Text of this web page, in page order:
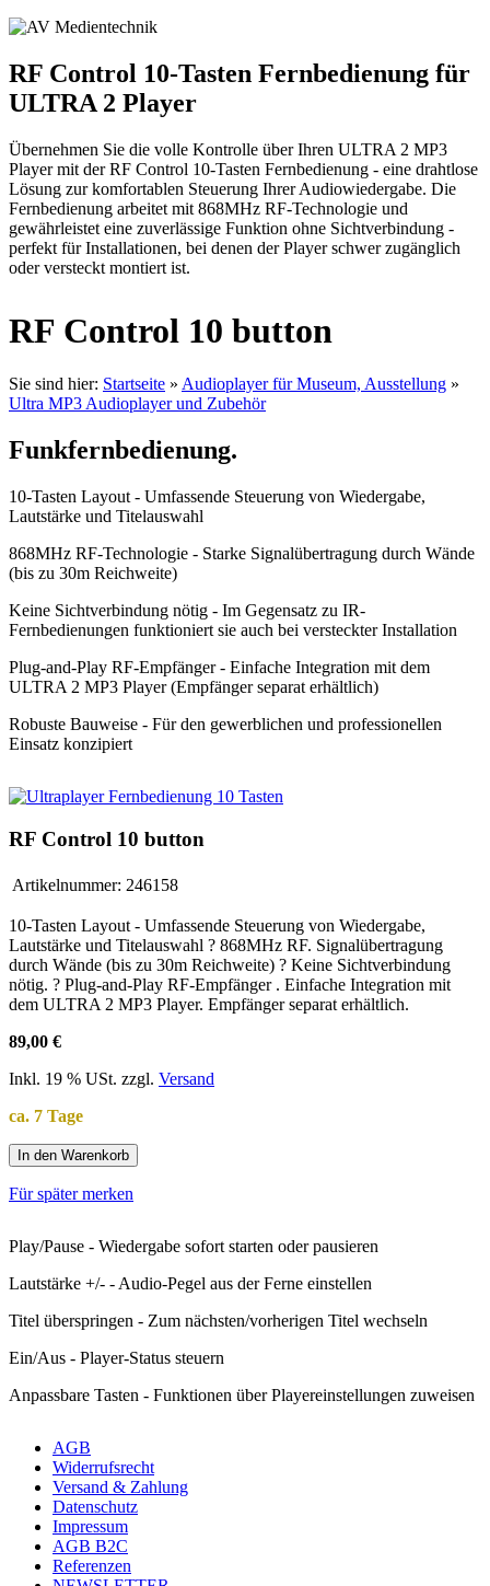
RF Control 10-Tasten Fernbedienung für
ULTRA 2 Player
Übernehmen Sie die volle Kontrolle über Ihren ULTRA 2 MP3
Player mit der RF Control 10-Tasten Fernbedienung - eine drahtlose
Lösung zur komfortablen Steuerung Ihrer Audiowiedergabe. Die
Fernbedienung arbeitet mit 868MHz RF-Technologie und
gewährleistet eine zuverlässige Funktion ohne Sichtverbindung -
perfekt für Installationen, bei denen der Player schwer zugänglich
oder versteckt montiert ist.
RF Control 10 button
Sie sind hier: Startseite » Audioplayer für Museum, Ausstellung »
Ultra MP3 Audioplayer und Zubehör
Funkfernbedienung.
10-Tasten Layout - Umfassende Steuerung von Wiedergabe,
Lautstärke und Titelauswahl
868MHz RF-Technologie - Starke Signalübertragung durch Wände
(bis zu 30m Reichweite)
Keine Sichtverbindung nötig - Im Gegensatz zu IR-
Fernbedienungen funktioniert sie auch bei versteckter Installation
Plug-and-Play RF-Empfänger - Einfache Integration mit dem
ULTRA 2 MP3 Player (Empfänger separat erhältlich)
Robuste Bauweise - Für den gewerblichen und professionellen
Einsatz konzipiert
RF Control 10 button
Artikelnummer: 246158
10-Tasten Layout - Umfassende Steuerung von Wiedergabe,
Lautstärke und Titelauswahl ? 868MHz RF. Signalübertragung
durch Wände (bis zu 30m Reichweite) ? Keine Sichtverbindung
nötig. ? Plug-and-Play RF-Empfänger . Einfache Integration mit
dem ULTRA 2 MP3 Player. Empfänger separat erhältlich.
89,00 €
Inkl. 19 % USt. zzgl. Versand
ca. 7 Tage
In den Warenkorb
Für später merken
Play/Pause - Wiedergabe sofort starten oder pausieren
Lautstärke +/- - Audio-Pegel aus der Ferne einstellen
Titel überspringen - Zum nächsten/vorherigen Titel wechseln
Ein/Aus - Player-Status steuern
Anpassbare Tasten - Funktionen über Playereinstellungen zuweisen
AGB
Widerrufsrecht
Versand & Zahlung
Datenschutz
Impressum
AGB B2C
Referenzen